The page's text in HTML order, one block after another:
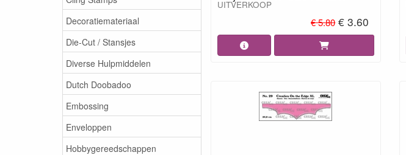
Decoratiemateriaal
Die-Cut / Stansjes
Diverse Hulpmiddelen
Dutch Doobadoo
Embossing
Enveloppen
Hobbygereedschappen
UITVERKOOP
€ 5.80 € 3.60